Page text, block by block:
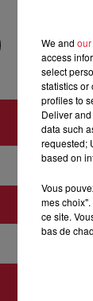
We and
access
select
statistics or
profiles to
Deliver
data such
requested;
based on
Vous
mes
ce site.
bas de